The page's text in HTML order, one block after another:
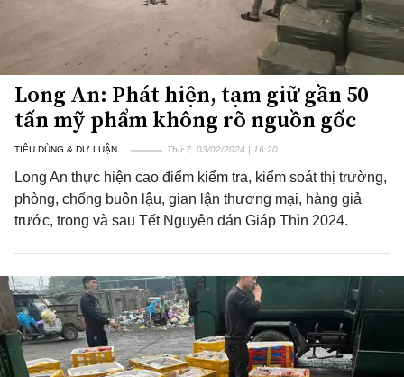
Long An: Phát hiện, tạm giữ gần 50
tấn mỹ phẩm không rõ nguồn gốc
TIÊU DÙNG & DƯ LUẬN Thứ 7, 03/02/2024 | 16:20
Long An thực hiện cao điểm kiểm tra, kiểm soát thị trường,
phòng, chống buôn lậu, gian lận thương mại, hàng giả
trước, trong và sau Tết Nguyên đán Giáp Thìn 2024.